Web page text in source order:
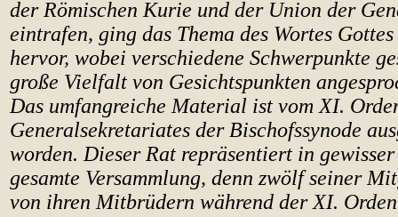
der Römischen Kurie und der Union der
eintrafen, ging das Thema des Wortes
hervor, wobei verschiedene Schwerpunkte
große Vielfalt von Gesichtspunkten
Das umfangreiche Material ist vom XI.
Generalsekretariates der Bischofssynode
worden. Dieser Rat repräsentiert in gewisser
gesamte Versammlung, denn zwölf seiner
von ihren Mitbrüdern während der XI.